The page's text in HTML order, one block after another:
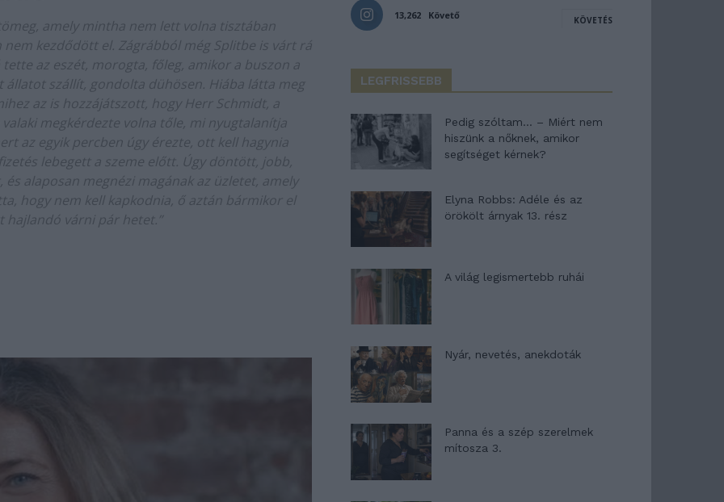
amely mintha nem lett volna tisztában
nem kezdődött el. Zágrábból még Splitbe is várt rá
az eszét, morogta, főleg, amikor a buszon a
szállít, gondolta dühösen. Hiába látta meg
az is hozzájátszott, hogy Herr Schmidt, a
megkérdezte volna tőle, mi nyugtalanítja
az egyik percben úgy érezte, ott kell hagynia
lebegett a szeme előtt. Úgy döntött, jobb,
alaposan megnézi magának az üzletet, amely
hogy nem kell kapkodnia, ő aztán bármikor el
hajlandó várni pár hetet.”
13,262 Követő KÖVETÉS
LEGFRISSEBB
Pedig szóltam… – Miért nem
hiszünk a nőknek, amikor
segítséget kérnek?
Elyna Robbs: Adéle és az
örökölt árnyak 13. rész
A világ legismertebb ruhái
Nyár, nevetés, anekdoták
Panna és a szép szerelmek
mítosza 3.